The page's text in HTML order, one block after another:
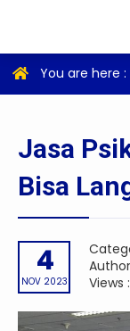
You are here :
Jasa
Bisa
4
NOV 2023
Views